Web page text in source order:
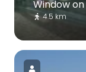
Window
4.5 km